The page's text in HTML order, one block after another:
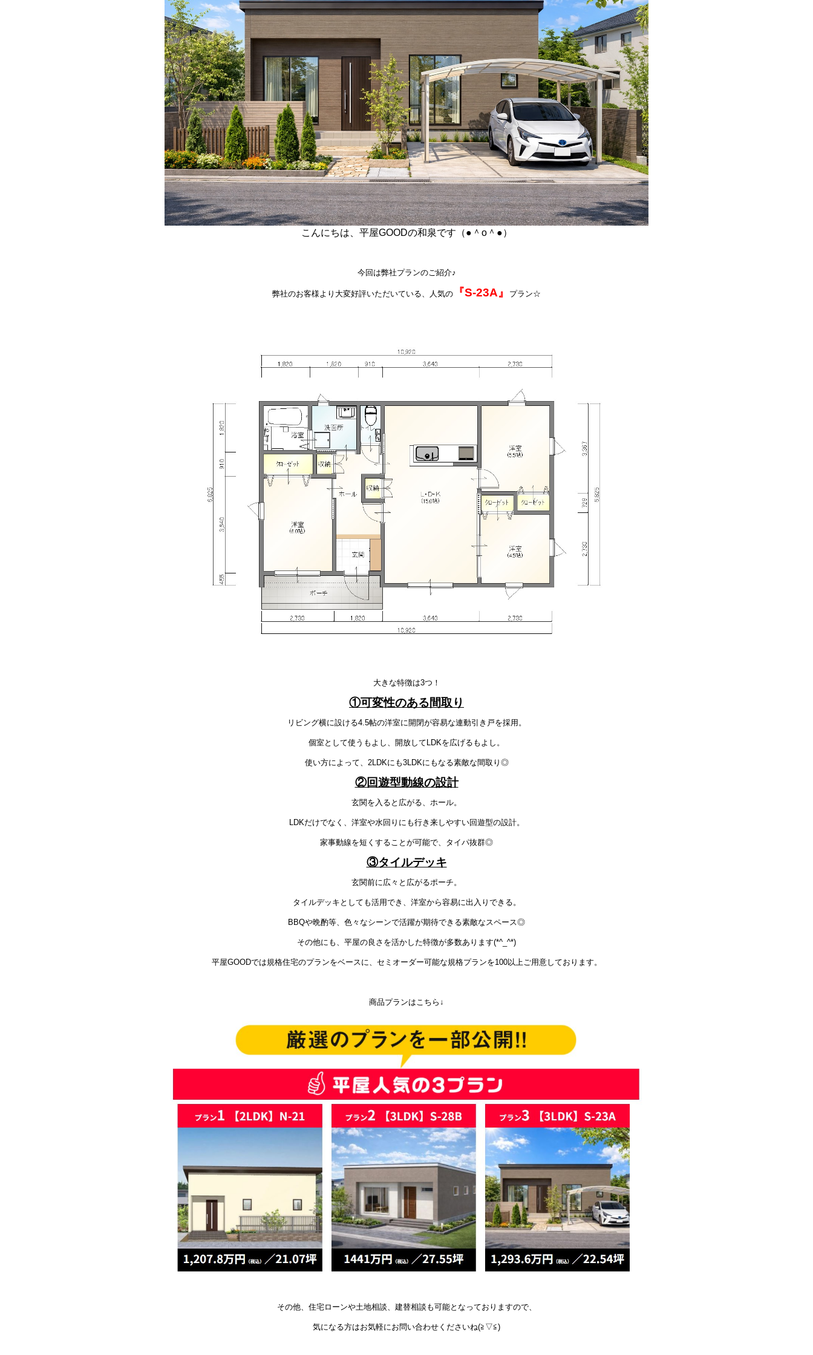
こんにちは、平屋GOODの和泉です（●＾o＾●）
今回は弊社プランのご紹介♪
弊社のお客様より大変好評いただいている、人気の 『S-23A』 プラン☆
大きな特徴は3つ！
①可変性のある間取り
リビング横に設ける4.5帖の洋室に開閉が容易な連動引き戸を採用。
個室として使うもよし、開放してLDKを広げるもよし。
使い方によって、2LDKにも3LDKにもなる素敵な間取り◎
②回遊型動線の設計
玄関を入ると広がる、ホール。
LDKだけでなく、洋室や水回りにも行き来しやすい回遊型の設計。
家事動線を短くすることが可能で、タイパ抜群◎
③タイルデッキ
玄関前に広々と広がるポーチ。
タイルデッキとしても活用でき、洋室から容易に出入りできる。
BBQや晩酌等、色々なシーンで活躍が期待できる素敵なスペース◎
その他にも、平屋の良さを活かした特徴が多数あります(*^_^*)
平屋GOODでは規格住宅のプランをベースに、セミオーダー可能な規格プランを100以上ご用意しております。
商品プランはこちら↓
その他、住宅ローンや土地相談、建替相談も可能となっておりますので、
気になる方はお気軽にお問い合わせくださいね(≧▽≦)